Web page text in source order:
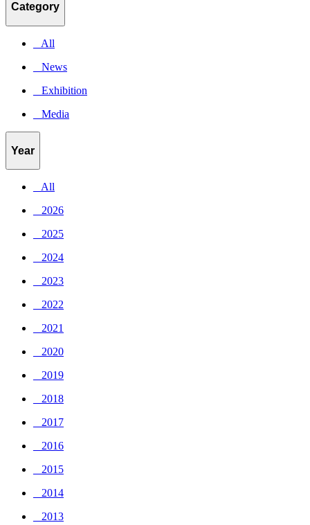
Category
_ All
_ News
_ Exhibition
_ Media
Year
_ All
_ 2026
_ 2025
_ 2024
_ 2023
_ 2022
_ 2021
_ 2020
_ 2019
_ 2018
_ 2017
_ 2016
_ 2015
_ 2014
_ 2013